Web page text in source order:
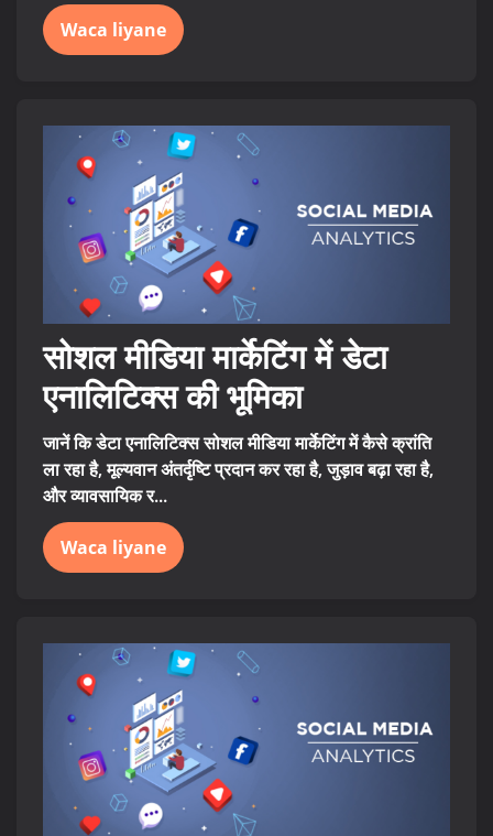
Waca liyane
सोशल मीडिया मार्केटिंग में डेटा
एनालिटिक्स की भूमिका
जानें कि डेटा एनालिटिक्स सोशल मीडिया मार्केटिंग में कैसे क्रांति
ला रहा है, मूल्यवान अंतर्दृष्टि प्रदान कर रहा है, जुड़ाव बढ़ा रहा है,
और व्यावसायिक र...
Waca liyane